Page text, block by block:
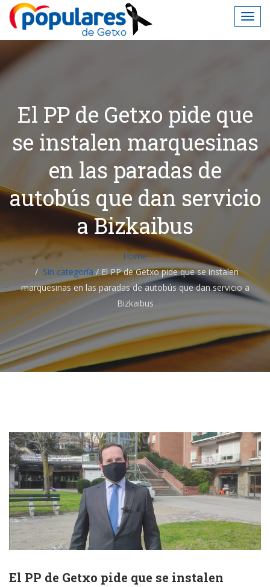
El PP de Getxo pide que
se instalen marquesinas
en las paradas de
autobús que dan servicio
a Bizkaibus
Home
Sin categoría /El PP de Getxo pide que se instalen
marquesinas en las paradas de autobús que dan servicio a
Bizkaibus
El PP de Getxo pide que se instalen